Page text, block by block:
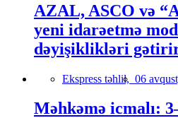
AZAL, ASCO və
yeni idarəetmə
dəyişiklikləri
Ekspress təhlil, 06
Məhkəmə icmalı: